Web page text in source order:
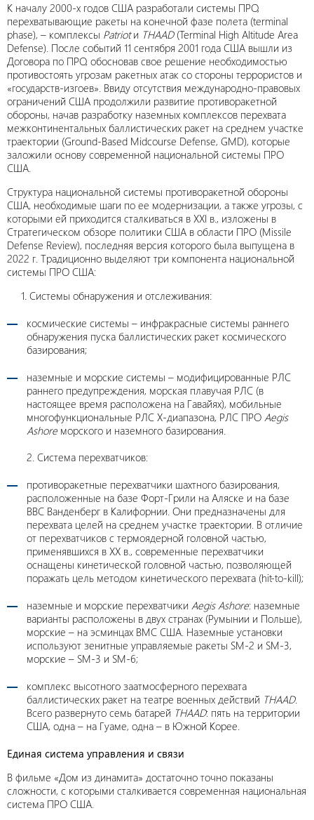
К началу 2000-х годов США разработали системы ПРО,
перехватывающие ракеты на конечной фазе полета (terminal
phase), – комплексы Patriotи THAAD(Terminal High Altitude Area
Defense). После событий 11 сентября 2001 года США вышли из
Договора по ПРО, обосновав свое решение необходимостью
противостоять угрозам ракетных атак со стороны террористов и
«государств-изгоев». Ввиду отсутствия международно-правовых
ограничений США продолжили развитие противоракетной
обороны, начав разработку наземных комплексов перехвата
межконтинентальных баллистических ракет на среднем участке
траектории (Ground-Based Midcourse Defense, GMD), которые
заложили основу современной национальной системы ПРО
США.
Структура национальной системы противоракетной обороны
США, необходимые шаги по ее модернизации, а также угрозы, с
которыми ей приходится сталкиваться в XXI в., изложены в
Стратегическом обзоре политики США в области ПРО (Missile
Defense Review), последняя версия которого была выпущена в
2022 г. Традиционно выделяют три компонента национальной
системы ПРО США:
Системы обнаружения и отслеживания:
космические системы – инфракрасные системы раннего
обнаружения пуска баллистических ракет космического
базирования;
наземные и морские системы – модифицированные РЛС
раннего предупреждения, морская плавучая РЛС (в
настоящее время расположена на Гавайях), мобильные
многофункциональные РЛС X-диапазона, РЛС ПРО Aegis
Ashore морского и наземного базирования.
2. Система перехватчиков:
противоракетные перехватчики шахтного базирования,
расположенные на базе Форт-Грили на Аляске и на базе
ВВС Ванденберг в Калифорнии. Они предназначены для
перехвата целей на среднем участке траектории. В отличие
от перехватчиков с термоядерной головной частью,
применявшихся в XX в., современные перехватчики
оснащены кинетической головной частью, позволяющей
поражать цель методом кинетического перехвата (hit-to-kill);
наземные и морские перехватчики Aegis Ashore: наземные
варианты расположены в двух странах (Румынии и Польше),
морские – на эсминцах ВМС США. Наземные установки
используют зенитные управляемые ракеты SM-2 и SM-3,
морские – SM-3 и SM-6;
комплекс высотного заатмосферного перехвата
баллистических ракет на театре военных действий THAAD.
Всего развернуто семь батарей THAAD: пять на территории
США, одна – на Гуаме, одна – в Южной Корее.
Единая система управления и связи
В фильме «Дом из динамита» достаточно точно показаны
сложности, с которыми сталкивается современная национальная
система ПРО США.